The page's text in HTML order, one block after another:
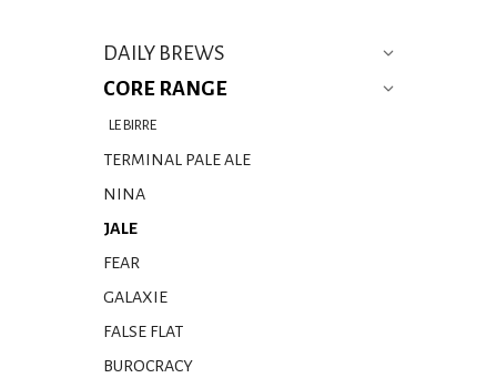
DAILY BREWS
CORE RANGE
LE BIRRE
TERMINAL PALE ALE
NINA
JALE
FEAR
GALAXIE
FALSE FLAT
BUROCRACY